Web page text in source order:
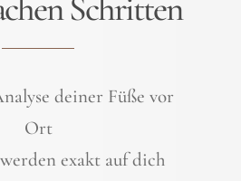
Schritten
deiner Füße vor
Ort
exakt auf dich